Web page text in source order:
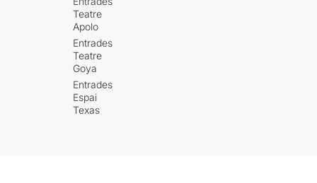
Teatre
Apolo
Entrades
Teatre
Goya
Entrades
Espai
Texas